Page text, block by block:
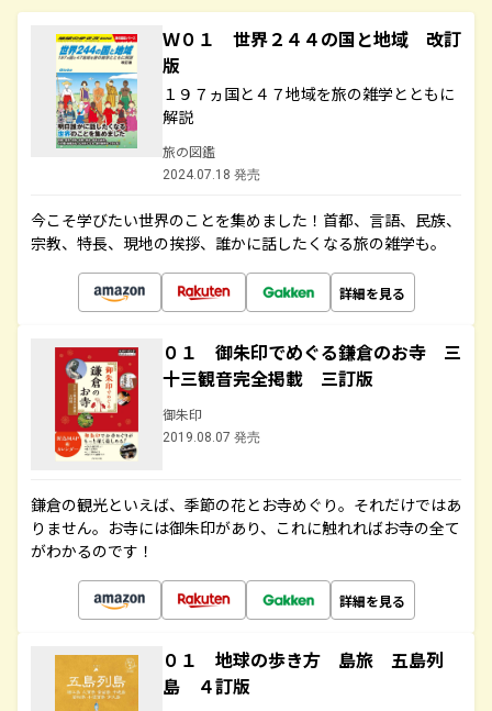
Ｗ０１ 世界２４４の国と地域 改訂
版
１９７ヵ国と４７地域を旅の雑学とともに
解説
旅の図鑑
2024.07.18 発売
今こそ学びたい世界のことを集めました！首都、言語、民族、
宗教、特長、現地の挨拶、誰かに話したくなる旅の雑学も。
詳細を見る
０１ 御朱印でめぐる鎌倉のお寺 三
十三観音完全掲載 三訂版
御朱印
2019.08.07 発売
鎌倉の観光といえば、季節の花とお寺めぐり。それだけではあ
りません。お寺には御朱印があり、これに触れればお寺の全て
がわかるのです！
詳細を見る
０１ 地球の歩き方 島旅 五島列
島 ４訂版